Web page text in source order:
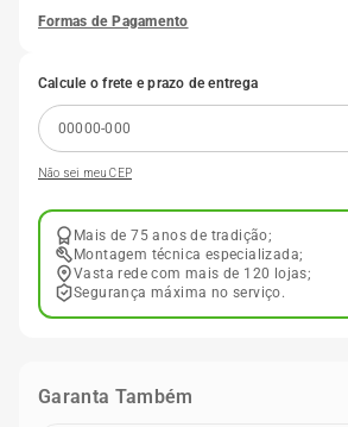
Formas de Pagamento
Calcule o frete e prazo de entrega
Não sei meu CEP
Mais de 75 anos de tradição;
Montagem técnica especializada;
Vasta rede com mais de 120 lojas;
Segurança máxima no serviço.
Garanta Também
9º 195 55r15